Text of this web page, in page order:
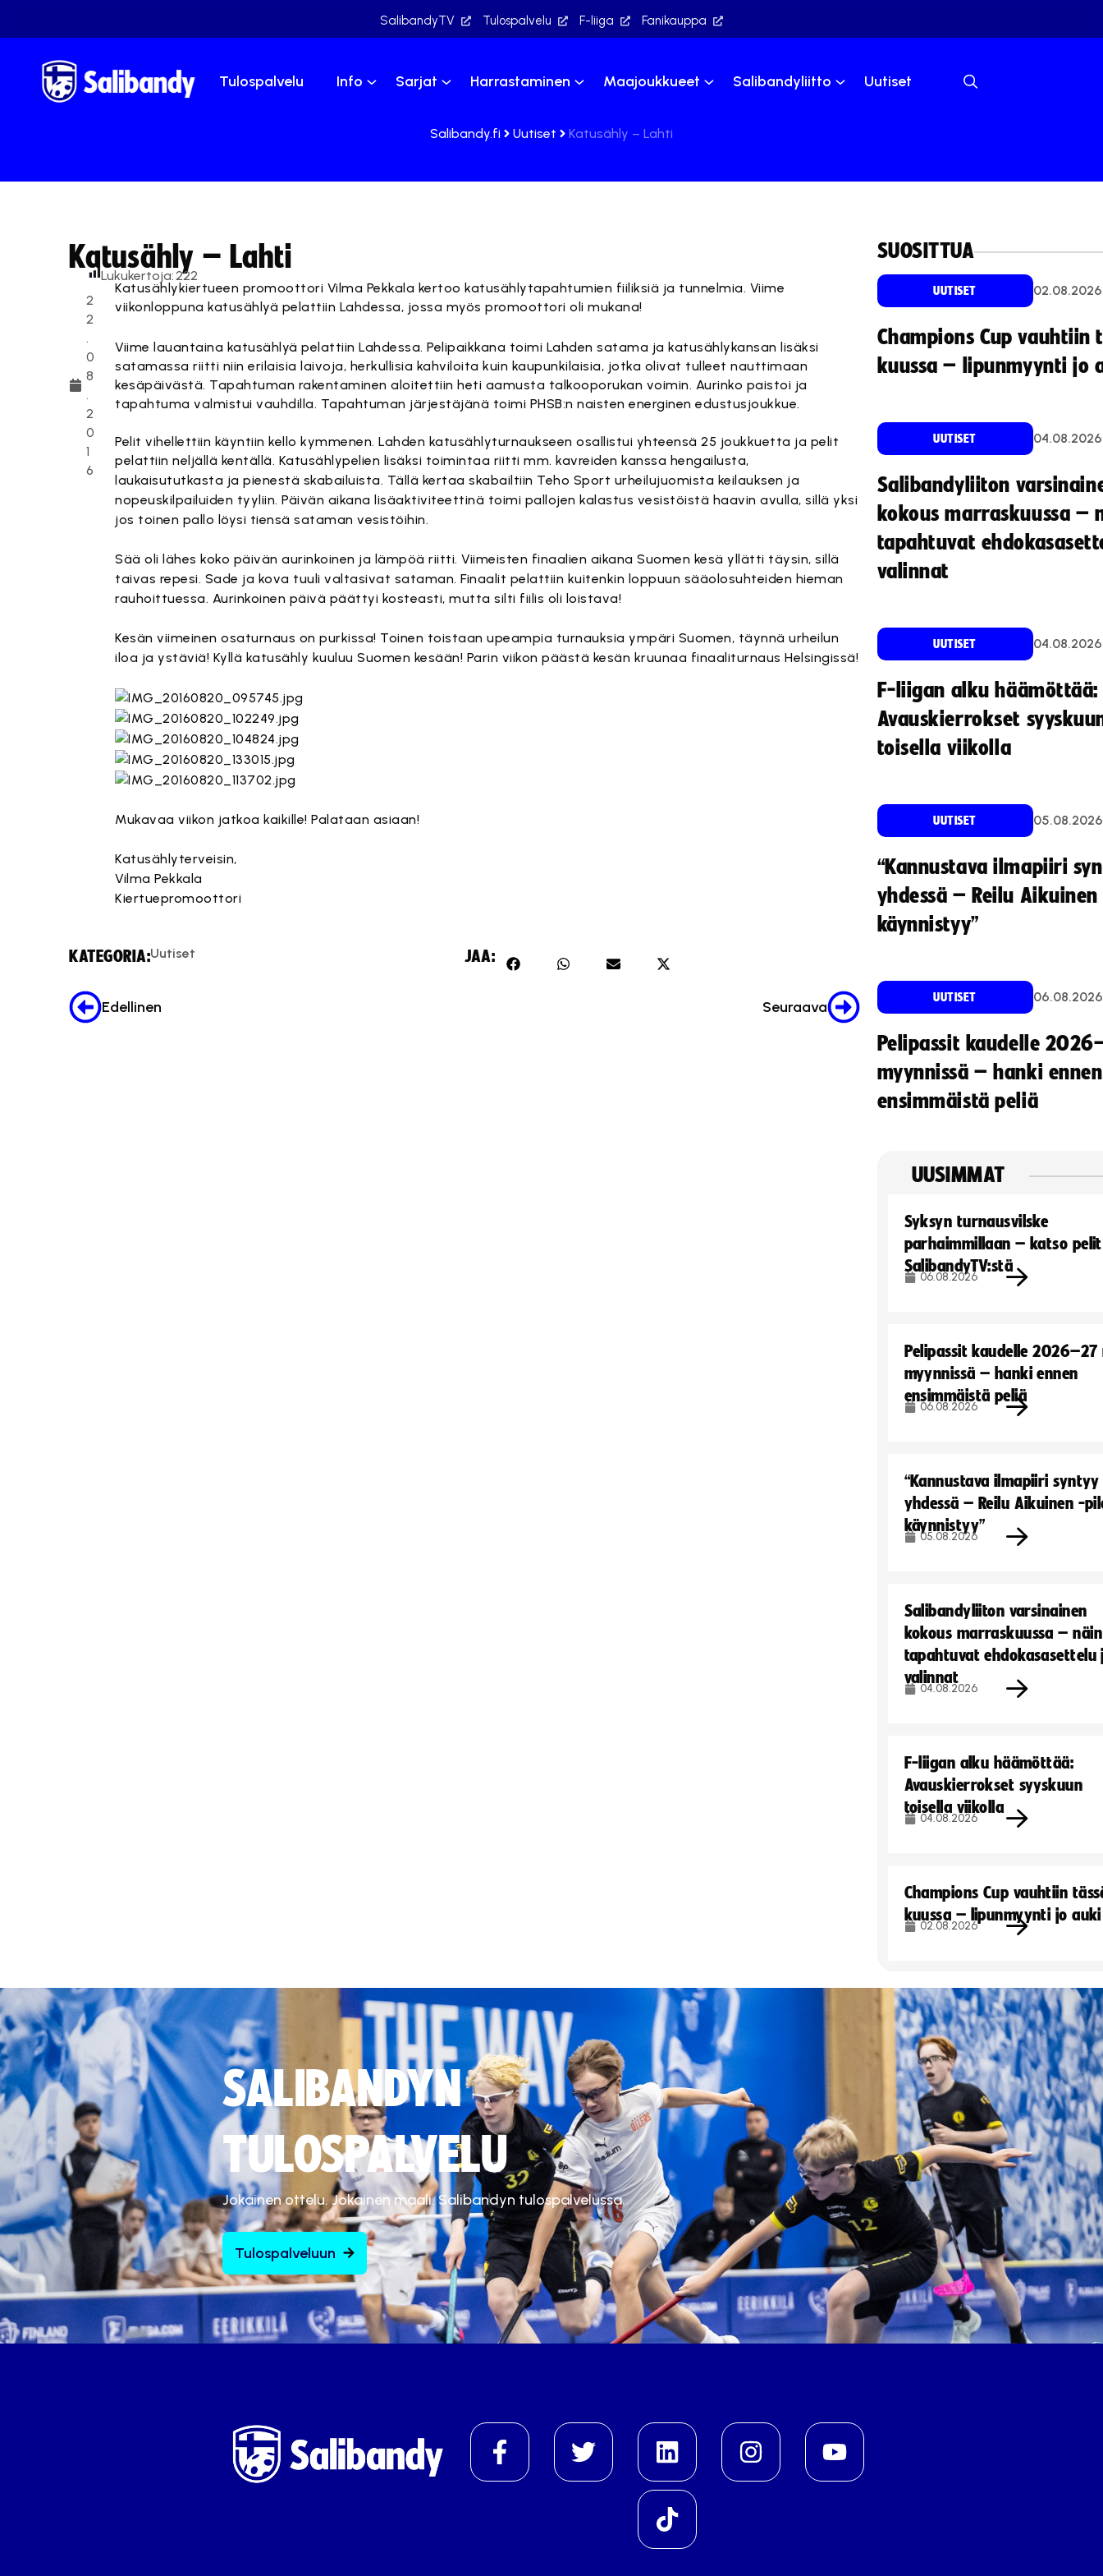
SalibandyTV Tulospalvelu F-liiga Fanikauppa
Tulospalvelu Info Sarjat Harrastaminen Maajoukkueet Salibandyliitto Uutiset
Salibandy.fi Uutiset Katusähly – Lahti
Katusähly – Lahti
2
2
.
0
8
.
2
0
1
6
Lukukertoja:222
Katusählykiertueen promoottori Vilma Pekkala kertoo katusählytapahtumien fiiliksiä ja tunnelmia. Viime
viikonloppuna katusählyä pelattiin Lahdessa, jossa myös promoottori oli mukana!
Viime lauantaina katusählyä pelattiin Lahdessa. Pelipaikkana toimi Lahden satama ja katusählykansan lisäksi
satamassa riitti niin erilaisia laivoja, herkullisia kahviloita kuin kaupunkilaisia, jotka olivat tulleet nauttimaan
kesäpäivästä. Tapahtuman rakentaminen aloitettiin heti aamusta talkooporukan voimin. Aurinko paistoi ja
tapahtuma valmistui vauhdilla. Tapahtuman järjestäjänä toimi PHSB:n naisten energinen edustusjoukkue.
Pelit vihellettiin käyntiin kello kymmenen. Lahden katusählyturnaukseen osallistui yhteensä 25 joukkuetta ja pelit
pelattiin neljällä kentällä. Katusählypelien lisäksi toimintaa riitti mm. kavreiden kanssa hengailusta,
laukaisututkasta ja pienestä skabailuista. Tällä kertaa skabailtiin Teho Sport urheilujuomista keilauksen ja
nopeuskilpailuiden tyyliin. Päivän aikana lisäaktiviteettinä toimi pallojen kalastus vesistöistä haavin avulla, sillä yksi
jos toinen pallo löysi tiensä sataman vesistöihin.
Sää oli lähes koko päivän aurinkoinen ja lämpöä riitti. Viimeisten finaalien aikana Suomen kesä yllätti täysin, sillä
taivas repesi. Sade ja kova tuuli valtasivat sataman. Finaalit pelattiin kuitenkin loppuun sääolosuhteiden hieman
rauhoittuessa. Aurinkoinen päivä päättyi kosteasti, mutta silti fiilis oli loistava!
Kesän viimeinen osaturnaus on purkissa! Toinen toistaan upeampia turnauksia ympäri Suomen, täynnä urheilun
iloa ja ystäviä! Kyllä katusähly kuuluu Suomen kesään! Parin viikon päästä kesän kruunaa finaaliturnaus Helsingissä!
Mukavaa viikon jatkoa kaikille! Palataan asiaan!
Katusählyterveisin,
Vilma Pekkala
Kiertuepromoottori
KATEGORIA:Uutiset JAA:
Edellinen Seuraava
SUOSITTUA
UUTISET 02.08.2026
Champions Cup vauhtiin
kuussa – lipunmyynti jo
UUTISET 04.08.2026
Salibandyliiton
kokous marraskuussa –
tapahtuvat
valinnat
UUTISET 04.08.2026
F-liigan alku häämöttää:
Avauskierrokset
toisella viikolla
UUTISET 05.08.2026
“Kannustava ilmapiiri
yhdessä – Reilu
käynnistyy”
UUTISET 06.08.2026
Pelipassit kaudelle
myynnissä – hanki ennen
ensimmäistä peliä
UUSIMMAT
Syksyn turnausvilske
parhaimmillaan – katso pelit
SalibandyTV:stä
06.08.2026
Pelipassit kaudelle
myynnissä – hanki ennen
ensimmäistä peliä
06.08.2026
“Kannustava ilmapiiri syntyy
yhdessä – Reilu Aikuinen -
käynnistyy”
05.08.2026
Salibandyliiton varsinainen
kokous marraskuussa – näin
tapahtuvat ehdokasasettelu
valinnat
04.08.2026
F-liigan alku häämöttää:
Avauskierrokset syyskuun
toisella viikolla
04.08.2026
Champions Cup vauhtiin
kuussa – lipunmyynti jo auki
02.08.2026
SALIBANDYN
TULOSPALVELU
Jokainen ottelu. Jokainen maali. Salibandyn tulospalvelussa.
Tulospalveluun